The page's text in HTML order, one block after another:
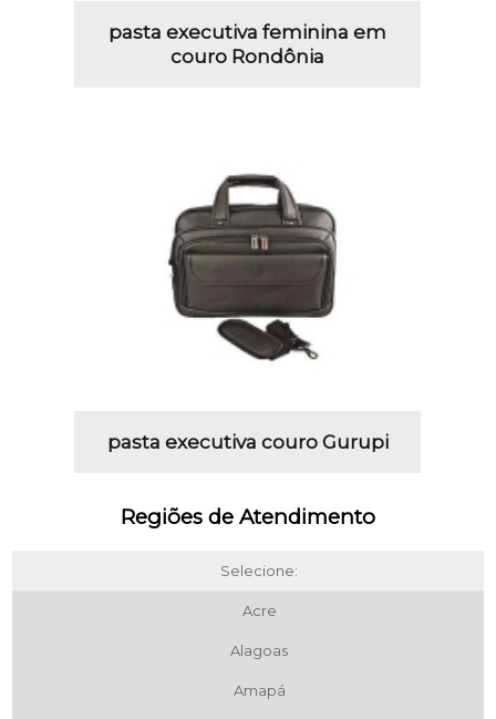
pasta executiva feminina em
couro Rondônia
pasta executiva couro Gurupi
Regiões de Atendimento
Selecione:
Acre
Alagoas
Amapá